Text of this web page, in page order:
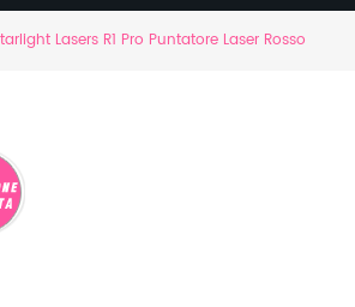
Lasers R1 Pro Puntatore Laser Rosso